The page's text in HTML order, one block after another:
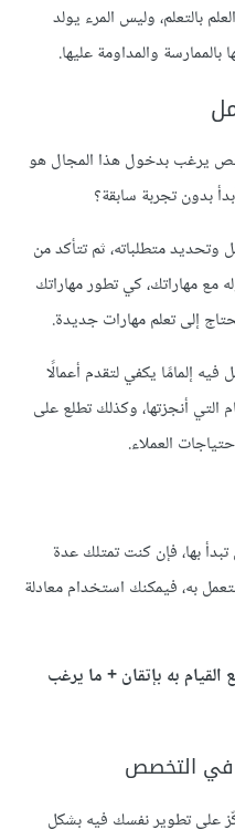
بالتعلم، وليس المرء يولد
بالممارسة والمداومة عليها.
يرغب بدخول هذا المجال هو
بدون تجربة سابقة؟
متطلباته، ثم تتأكد من
مع مهاراتك، كي تطور مهاراتك
إلى تعلم مهارات جديدة.
إلمامًا يكفي لتقدم أعمالًا
التي أنجزتها، وكذلك تطلع على
العملاء.
بها، فإن كنت تمتلك عدة
به، فيمكنك استخدام معادلة
به بإتقان+ما يرغب
على تطوير نفسك فيه بشكل